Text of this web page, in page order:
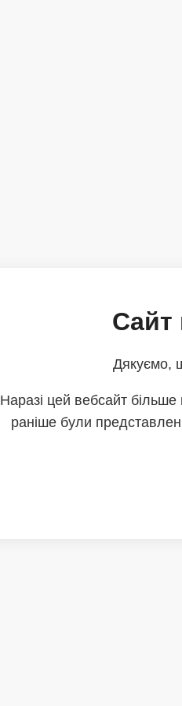
Сайт
Дякуємо,
Наразі цей вебсайт
раніше були